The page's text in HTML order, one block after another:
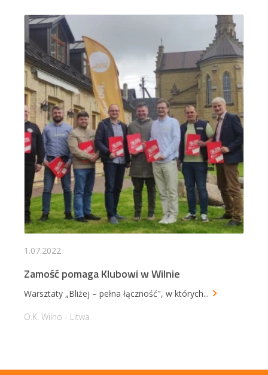
1.07.2022
Zamość pomaga Klubowi w Wilnie
Warsztaty „Bliżej – pełna łączność", w których...
O.K. Wilno - Litwa